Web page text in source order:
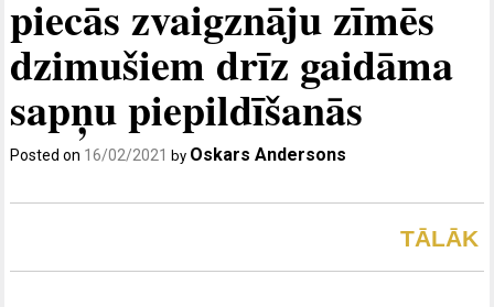
piecās zvaigznāju zīmēs
dzimušiem drīz gaidāma
sapņu piepildīšanās
Posted on 16/02/2021 by Oskars Andersons
TĀLĀK